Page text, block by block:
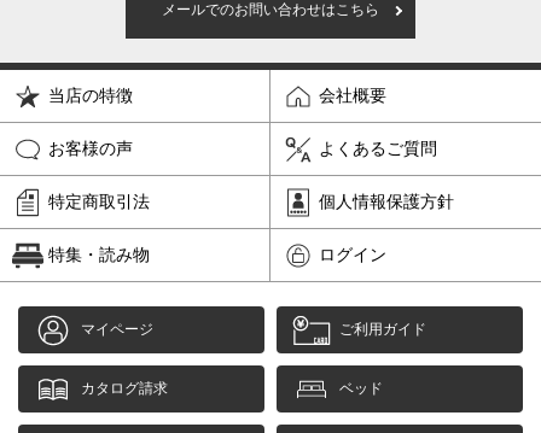
メールでのお問い合わせはこちら
当店の特徴 会社概要
お客様の声 よくあるご質問
特定商取引法 個人情報保護方針
特集・読み物 ログイン
マイページ ご利用ガイド
カタログ請求 ベッド